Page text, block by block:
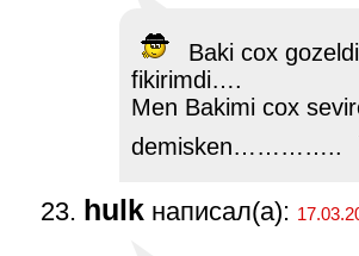
Baki cox
fikirimdi….
Men Bakimi cox
demisken…………..
hulk написал(а):